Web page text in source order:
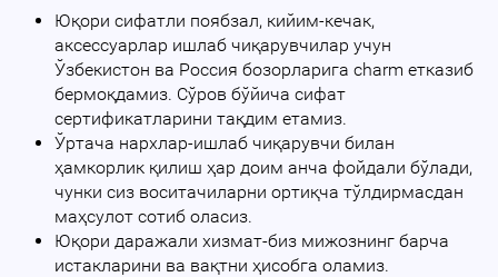
Юқори сифатли поябзал, кийим-кечак,
аксессуарлар ишлаб чиқарувчилар учун
Ўзбекистон ва Россия бозорларига charm етказиб
бермоқдамиз. Сўров бўйича сифат
сертификатларини тақдим етамиз.
Ўртача нархлар-ишлаб чиқарувчи билан
ҳамкорлик қилиш ҳар доим анча фойдали бўлади,
чунки сиз воситачиларни ортиқча тўлдирмасдан
маҳсулот сотиб оласиз.
Юқори даражали хизмат-биз мижознинг барча
истакларини ва вақтни ҳисобга оламиз.